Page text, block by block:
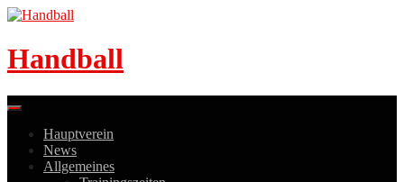
Skip
content
Handball
Hauptverein
News
Allgemeines